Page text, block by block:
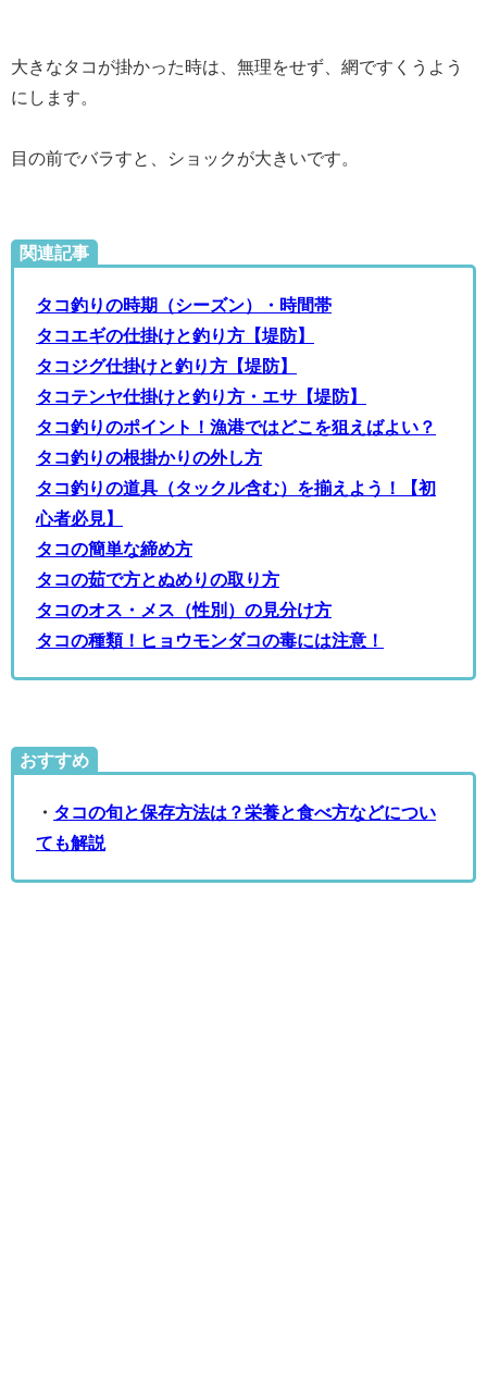
大きなタコが掛かった時は、無理をせず、網ですくうよう
にします。
目の前でバラすと、ショックが大きいです。
関連記事
タコ釣りの時期（シーズン）・時間帯
タコエギの仕掛けと釣り方【堤防】
タコジグ仕掛けと釣り方【堤防】
タコテンヤ仕掛けと釣り方・エサ【堤防】
タコ釣りのポイント！漁港ではどこを狙えばよい？
タコ釣りの根掛かりの外し方
タコ釣りの道具（タックル含む）を揃えよう！【初
心者必見】
タコの簡単な締め方
タコの茹で方とぬめりの取り方
タコのオス・メス（性別）の見分け方
タコの種類！ヒョウモンダコの毒には注意！
おすすめ
・ タコの旬と保存方法は？栄養と食べ方などについ
ても解説